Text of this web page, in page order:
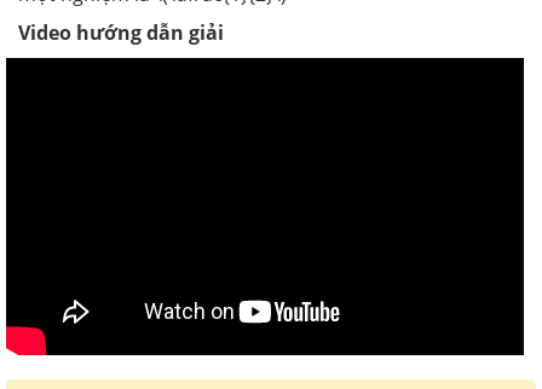
Video hướng dẫn giải